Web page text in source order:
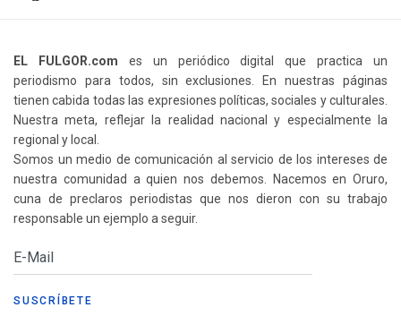
EL FULGOR.com es un periódico digital que practica un
periodismo para todos, sin exclusiones. En nuestras páginas
tienen cabida todas las expresiones políticas, sociales y culturales.
Nuestra meta, reflejar la realidad nacional y especialmente la
regional y local.
Somos un medio de comunicación al servicio de los intereses de
nuestra comunidad a quien nos debemos. Nacemos en Oruro,
cuna de preclaros periodistas que nos dieron con su trabajo
responsable un ejemplo a seguir.